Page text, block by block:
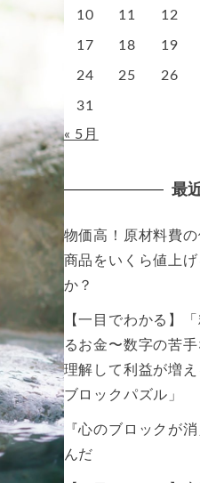
10 11 12
17 18 19
24 25 26
31
« 5月
最
物価高！原材料費
商品をいくら値上
か？
【一目でわかる】
るお金〜数字の苦
理解して利益が増
ブロックパズル」
『心のブロックが
んだ